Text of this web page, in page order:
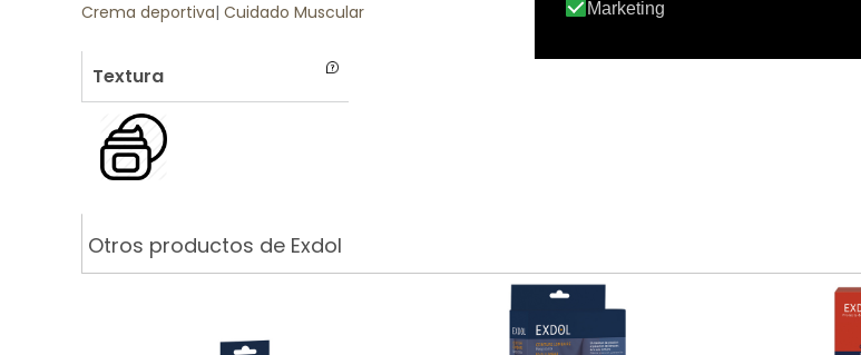
Crema deportiva| Cuidado Muscular
Textura
Otros productos de Exdol